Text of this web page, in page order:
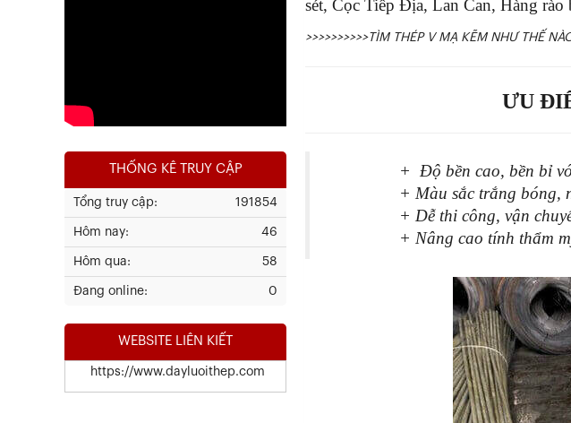
sét, Cọc Tiếp Địa, Lan Can, Hàng
>>>>>>>>>>TÌM THÉP V MẠ KẼM NHƯ THẾ
ƯU
+ Độ bền cao, bền bỉ với
+ Màu sắc trắng bóng,
+ Dễ thi công, vận
+ Nâng cao tính thẩm mỹ,
Chứng Chỉ Chất Lượng Thép Cây
Xem chi tiết
THỐNG KÊ TRUY CẬP
191854
Tổng truy cập:
46
Hôm nay:
58
Hôm qua:
0
Đang online:
WEBSITE LIÊN KIẾT
https://www.dayluoithep.com